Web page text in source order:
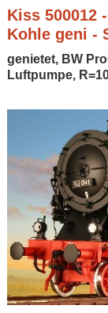
Kiss 500012
Kohle geni -
genietet, BW
Luftpumpe,